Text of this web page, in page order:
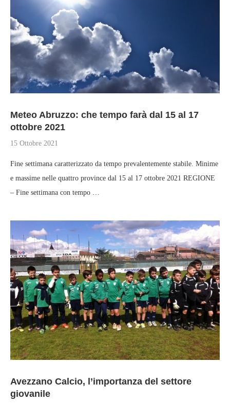
Meteo Abruzzo: che tempo farà dal 15 al 17
ottobre 2021
15 Ottobre 2021
Fine settimana caratterizzato da tempo prevalentemente stabile. Minime
e massime nelle quattro province dal 15 al 17 ottobre 2021 REGIONE
– Fine settimana con tempo …
Avezzano Calcio, l’importanza del settore
giovanile